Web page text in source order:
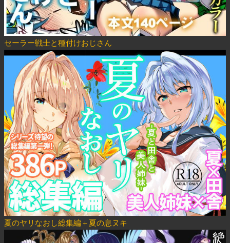
セーラー戦士と種付けおじさん
夏のヤリなおし総集編＋夏の息ヌキ